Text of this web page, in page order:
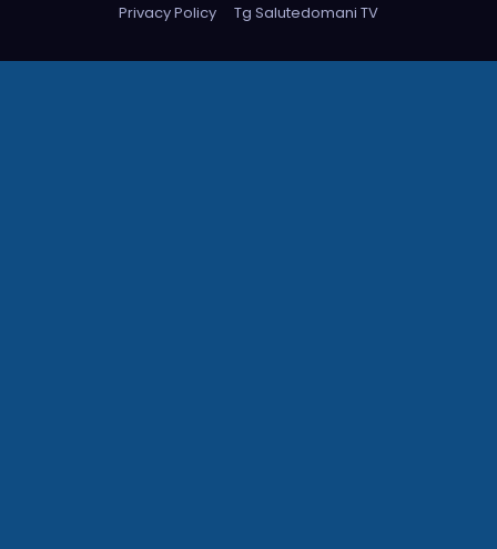
Privacy Policy
Tg Salutedomani TV